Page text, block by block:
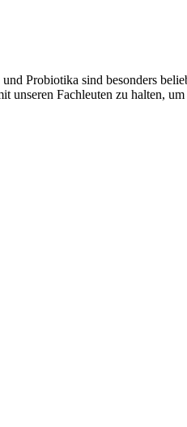
Probiotika sind besonders
unseren Fachleuten zu halten,